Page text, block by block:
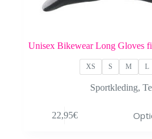
Unisex Bikewear Long Gloves
XS S M L
Sportkleding,
22,95€